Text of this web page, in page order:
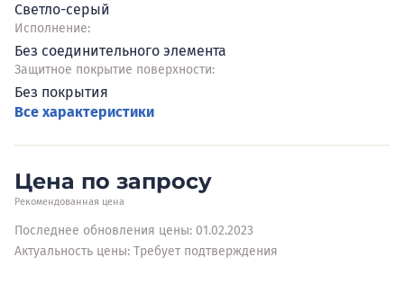
Светло-серый
Исполнение:
Без соединительного элемента
Защитное покрытие поверхности:
Без покрытия
Все характеристики
Цена по запросу
Рекомендованная цена
Последнее обновления цены: 01.02.2023
Актуальность цены: Требует подтверждения